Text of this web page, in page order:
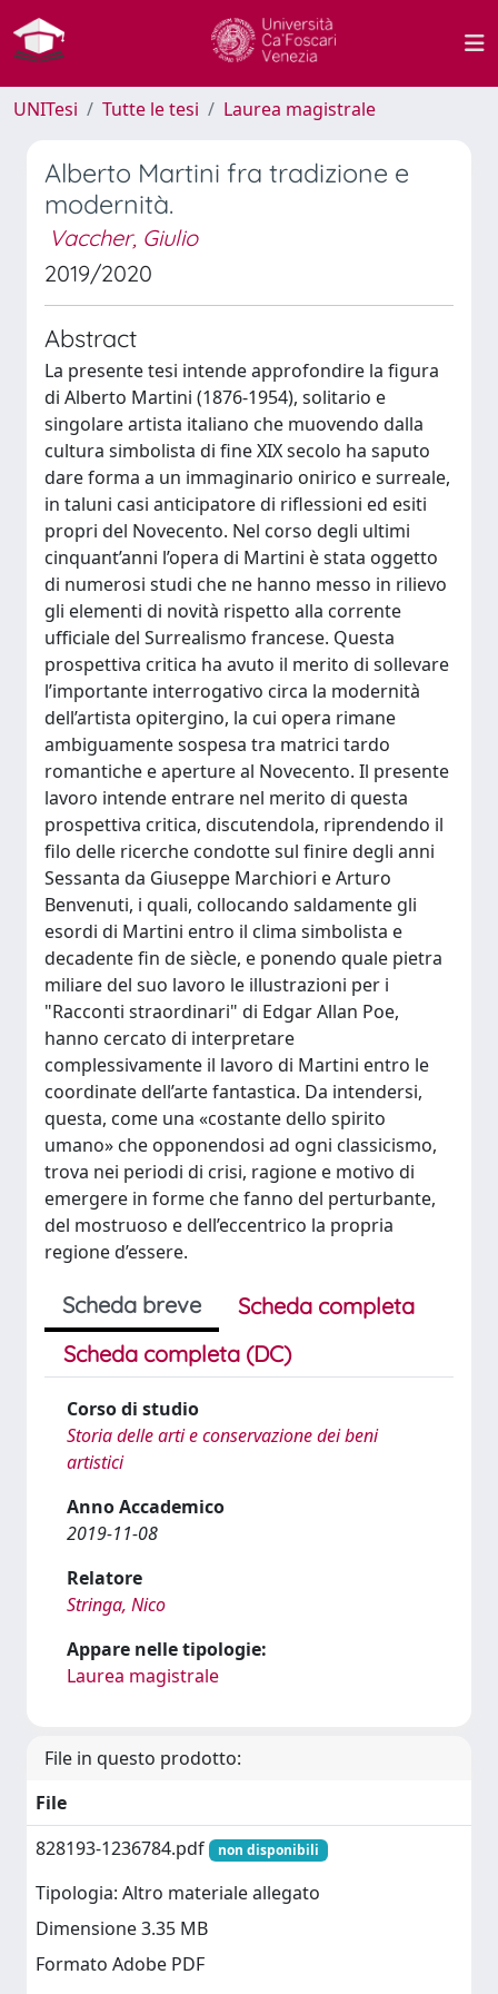
UNITesi Tutte le tesi Laurea magistrale
Alberto Martini fra tradizione e
modernità.
Vaccher, Giulio
2019/2020
Abstract
La presente tesi intende approfondire la figura
di Alberto Martini (1876-1954), solitario e
singolare artista italiano che muovendo dalla
cultura simbolista di fine XIX secolo ha saputo
dare forma a un immaginario onirico e surreale,
in taluni casi anticipatore di riflessioni ed esiti
propri del Novecento. Nel corso degli ultimi
cinquant’anni l’opera di Martini è stata oggetto
di numerosi studi che ne hanno messo in rilievo
gli elementi di novità rispetto alla corrente
ufficiale del Surrealismo francese. Questa
prospettiva critica ha avuto il merito di sollevare
l’importante interrogativo circa la modernità
dell’artista opitergino, la cui opera rimane
ambiguamente sospesa tra matrici tardo
romantiche e aperture al Novecento. Il presente
lavoro intende entrare nel merito di questa
prospettiva critica, discutendola, riprendendo il
filo delle ricerche condotte sul finire degli anni
Sessanta da Giuseppe Marchiori e Arturo
Benvenuti, i quali, collocando saldamente gli
esordi di Martini entro il clima simbolista e
decadente fin de siècle, e ponendo quale pietra
miliare del suo lavoro le illustrazioni per i
"Racconti straordinari" di Edgar Allan Poe,
hanno cercato di interpretare
complessivamente il lavoro di Martini entro le
coordinate dell’arte fantastica. Da intendersi,
questa, come una «costante dello spirito
umano» che opponendosi ad ogni classicismo,
trova nei periodi di crisi, ragione e motivo di
emergere in forme che fanno del perturbante,
del mostruoso e dell’eccentrico la propria
regione d’essere.
Scheda breve
Scheda completa
Scheda completa (DC)
Corso di studio
Storia delle arti e conservazione dei beni
artistici
Anno Accademico
2019-11-08
Relatore
Stringa, Nico
Appare nelle tipologie:
Laurea magistrale
File in questo prodotto:
File
828193-1236784.pdf
non disponibili
Tipologia: Altro materiale allegato
Dimensione 3.35 MB
Formato Adobe PDF